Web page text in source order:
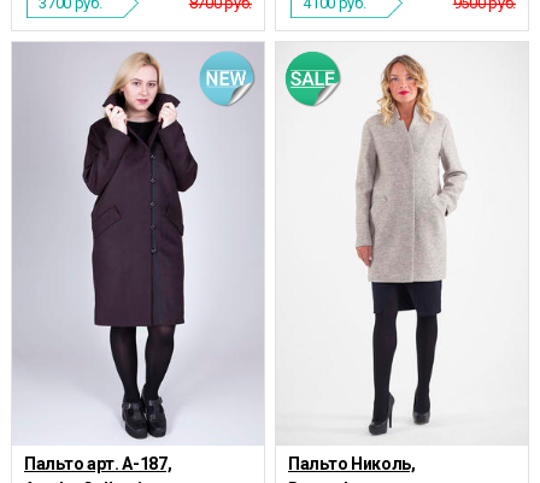
Пальто арт. А-187,
Пальто Николь,